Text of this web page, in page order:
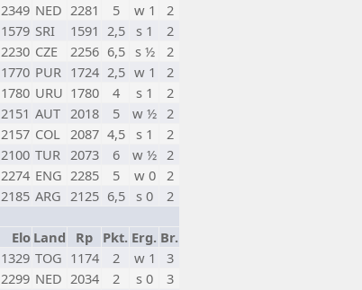
2349 NED 2281 5 w 1
2
1579 SRI 1591 2,5 s 1
2
2230 CZE 2256 6,5 s ½
2
1770 PUR 1724 2,5 w 1
2
1780 URU 1780 4 s 1
2
2151 AUT 2018 5 w ½ 2
2157 COL 2087 4,5 s 1
2
2100 TUR 2073 6 w ½ 2
2274 ENG 2285 5 w 0
2
2185 ARG 2125 6,5 s 0
2
Elo Land Rp Pkt. Erg. Br.
1329 TOG 1174 2 w 1
3
2299 NED 2034 2 s 0
3